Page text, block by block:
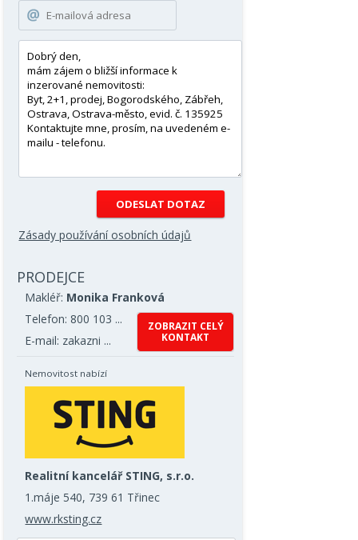
Zásady používání osobních údajů
PRODEJCE
Makléř: Monika Franková
Telefon: 800 103 ...
E-mail: zakazni ...
ZOBRAZIT CELÝ
KONTAKT
Nemovitost nabízí
Realitní kancelář STING, s.r.o.
1.máje 540, 739 61 Třinec
www.rksting.cz